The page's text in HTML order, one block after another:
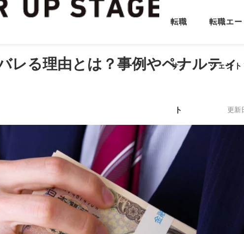
転職
サイ
ト
転職エー
ジェント
レる理由とは？事例やペナルティ
更新